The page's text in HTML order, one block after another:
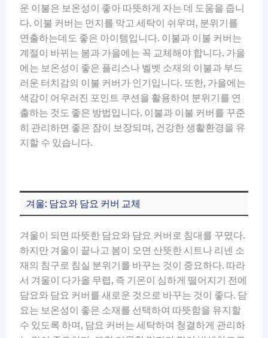
운 이불은 보온성이 좋아 따뜻하게 자는 데 도움을 줍니
다. 이불 커버는 먼지를 막고 세탁이 쉬우며, 분위기를
연출하는데도 좋은 아이템입니다. 이불과 이불 커버는
계절이 바뀌는 봄과 가을에는 꼭 교체해야 합니다. 가을
에는 보온성이 좋은 플리스나 벨벳 소재의 이불과 부드
러운 터치감의 이불 커버가 인기입니다. 또한, 가을에는
색감이 어우러진 포인트 쿠션을 활용하여 분위기를 연
출하는 것도 좋은 방법입니다. 이불과 이불 커버를 꾸준
히 관리하면 좋은 잠이 보장되며, 건강한 생활환경을 유
지할 수 있습니다.
겨울: 담요와 담요 커버 교체
겨울이 되면 따뜻한 담요와 담요 커버로 침대를 꾸몄다.
하지만 겨울이 끝나고 봄이 오면 산뜻한 시트나 리넨 소
재의 침구로 침실 분위기를 바꾸는 것이 중요하다. 따라
서 겨울이 다가올 무렵, 즉 기온이 심하게 떨어지기 전에
담요와 담요 커버를 새로운 것으로 바꾸는 것이 좋다. 담
요는 보온성이 좋은 소재를 선택하여 따뜻함을 유지할
수 있도록 하며, 담요 커버는 세탁하여 청결하게 관리하